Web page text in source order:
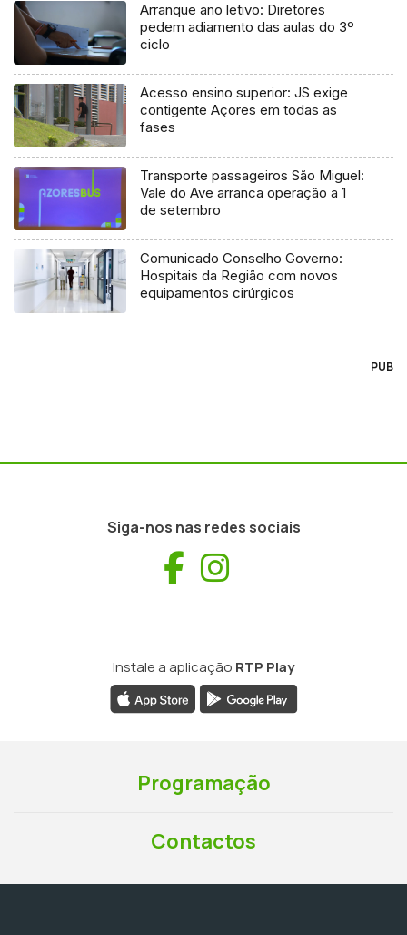
Arranque ano letivo: Diretores
pedem adiamento das aulas do 3º
ciclo
Acesso ensino superior: JS exige
contigente Açores em todas as
fases
Transporte passageiros São Miguel:
Vale do Ave arranca operação a 1
de setembro
Comunicado Conselho Governo:
Hospitais da Região com novos
equipamentos cirúrgicos
PUB
Siga-nos nas redes sociais
Facebook
Instale a aplicação RTP Play
Programação
Contactos